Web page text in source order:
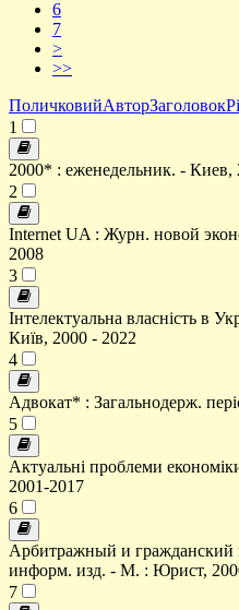
6
7
>
>>
ПоличковийАвторЗаголовок
1
2000* : еженедельник. - Киев,
2
Internet UA : Журн. новой
2008
3
Інтелектуальна власність в
Київ, 2000 - 2022
4
Адвокат* : Загальнодерж.
5
Актуальні проблеми
2001-2017
6
Арбитражный и гражданский
информ. изд. - М. : Юрист,
7